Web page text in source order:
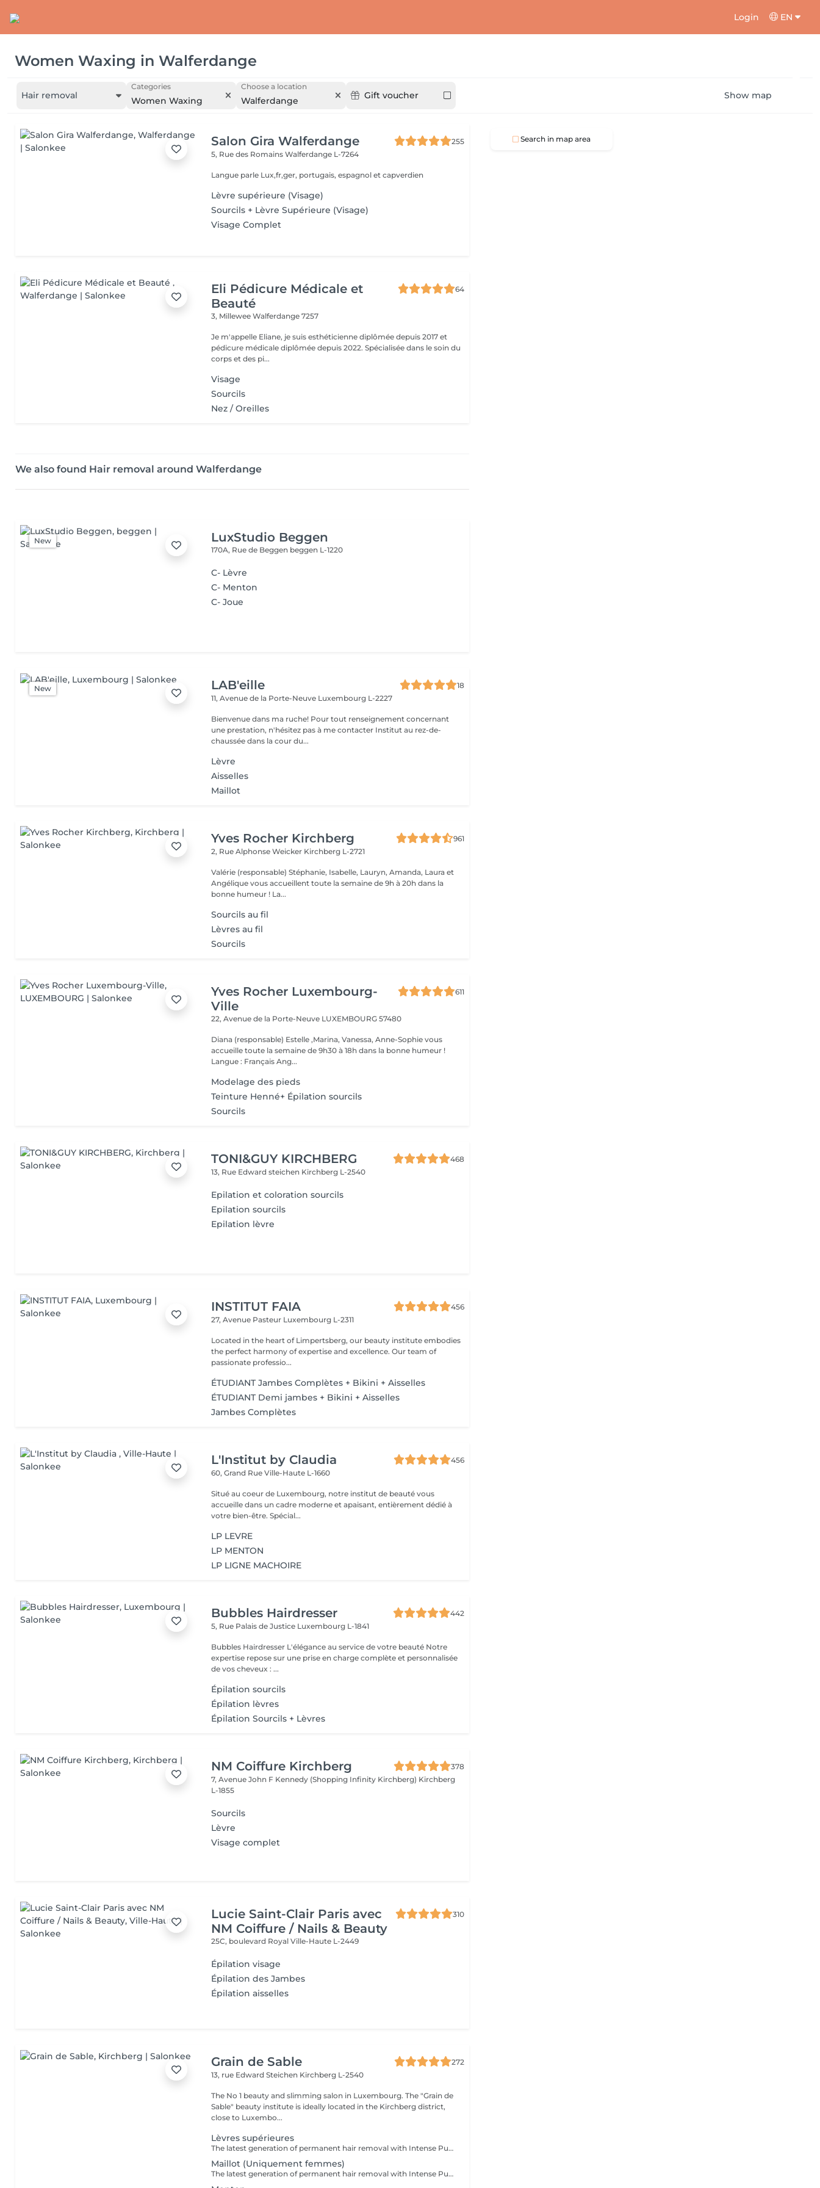
Login EN
Women Waxing in Walferdange
Hair removal
Categories
Women Waxing
Choose a location
Walferdange Gift voucher Show map
Salon Gira Walferdange
255
5, Rue des RomainsWalferdange L-7264
Langue parle Lux,fr,ger, portugais, espagnol et capverdien
Lèvre supérieure (Visage)
Sourcils + Lèvre Supérieure (Visage)
Visage Complet
Eli Pédicure Médicale et
Beauté
64
3, MilleweeWalferdange 7257
Je m'appelle Eliane, je suis esthéticienne diplômée depuis 2017 et
pédicure médicale diplômée depuis 2022. Spécialisée dans le soin du
corps et des pi...
Visage
Sourcils
Nez / Oreilles
We also found Hair removal around Walferdange
New LuxStudio Beggen
170A, Rue de Beggen beggen L-1220
C- Lèvre
C- Menton
C- Joue
New LAB'eille
18
11, Avenue de la Porte-Neuve Luxembourg L-2227
Bienvenue dans ma ruche! Pour tout renseignement concernant
une prestation, n'hésitez pas à me contacter Institut au rez-de-
chaussée dans la cour du...
Lèvre
Aisselles
Maillot
Yves Rocher Kirchberg
961
2, Rue Alphonse Weicker Kirchberg L-2721
Valérie (responsable) Stéphanie, Isabelle, Lauryn, Amanda, Laura et
Angélique vous accueillent toute la semaine de 9h à 20h dans la
bonne humeur ! La...
Sourcils au fil
Lèvres au fil
Sourcils
Yves Rocher Luxembourg-
Ville
611
22, Avenue de la Porte-Neuve LUXEMBOURG 57480
Diana (responsable) Estelle ,Marina, Vanessa, Anne-Sophie vous
accueille toute la semaine de 9h30 à 18h dans la bonne humeur !
Langue : Français Ang...
Modelage des pieds
Teinture Henné+ Épilation sourcils
Sourcils
TONI&GUY KIRCHBERG
468
13, Rue Edward steichen Kirchberg L-2540
Epilation et coloration sourcils
Epilation sourcils
Epilation lèvre
INSTITUT FAIA
456
27, Avenue Pasteur Luxembourg L-2311
Located in the heart of Limpertsberg, our beauty institute embodies
the perfect harmony of expertise and excellence. Our team of
passionate professio...
ÉTUDIANT Jambes Complètes + Bikini + Aisselles
ÉTUDIANT Demi jambes + Bikini + Aisselles
Jambes Complètes
L'Institut by Claudia
456
60, Grand RueVille-Haute L-1660
Situé au coeur de Luxembourg, notre institut de beauté vous
accueille dans un cadre moderne et apaisant, entièrement dédié à
votre bien-être. Spécial...
LP LEVRE
LP MENTON
LP LIGNE MACHOIRE
Bubbles Hairdresser
442
5, Rue Palais de Justice Luxembourg L-1841
Bubbles Hairdresser L'élégance au service de votre beauté Notre
expertise repose sur une prise en charge complète et personnalisée
de vos cheveux : ...
Épilation sourcils
Épilation lèvres
Épilation Sourcils + Lèvres
NM Coiffure Kirchberg
378
7, Avenue John F Kennedy (Shopping Infinity Kirchberg) Kirchberg
L-1855
Sourcils
Lèvre
Visage complet
Lucie Saint-Clair Paris avec
NM Coiffure / Nails & Beauty
310
25C, boulevard RoyalVille-Haute L-2449
Épilation visage
Épilation des Jambes
Épilation aisselles
Grain de Sable
272
13, rue Edward Steichen Kirchberg L-2540
The No 1 beauty and slimming salon in Luxembourg. The "Grain de
Sable" beauty institute is ideally located in the Kirchberg district,
close to Luxembo...
Lèvres supérieures
The latest generation of permanent hair removal with Intense Pulsed Light delivers impressive results for multiple skin types. The patented "In-motion" technology makes the treatment virtually painless.
Maillot (Uniquement femmes)
The latest generation of permanent hair removal with Intense Pulsed Light delivers impressive results for multiple skin types. The patented "In-motion" technology makes the treatment virtually painless.
Search in map area